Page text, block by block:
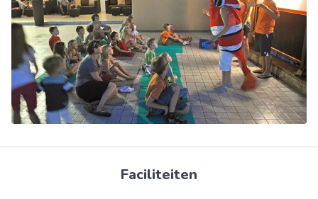
Faciliteiten